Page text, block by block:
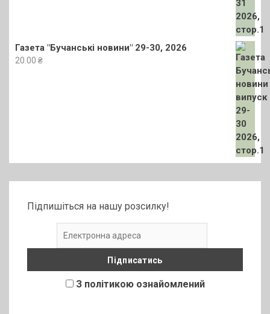
Газета "Бучанські новини" 29-30, 2026
20.00 ₴
Підпишіться на нашу розсилку!
З політикою ознайомлений